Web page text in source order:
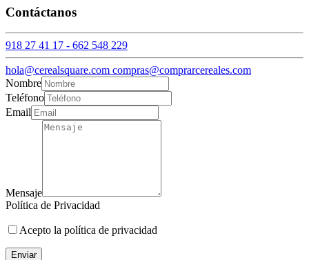
Contáctanos
918 27 41 17 - 662 548 229
hola@cerealsquare.com compras@comprarcereales.com
Nombre
Teléfono
Email
Mensaje
Política de Privacidad
Acepto la política de privacidad
Enviar